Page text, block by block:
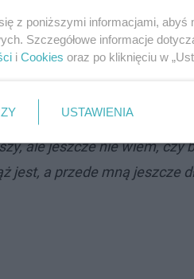
. Ma też zapłacić
na okres
ale jeszcze nie wiem,
jest, a przede mną jeszcze
z poniższymi informacjami,
Szczegółowe informacje
i Cookies oraz po kliknięciu w
USTAWIENIA